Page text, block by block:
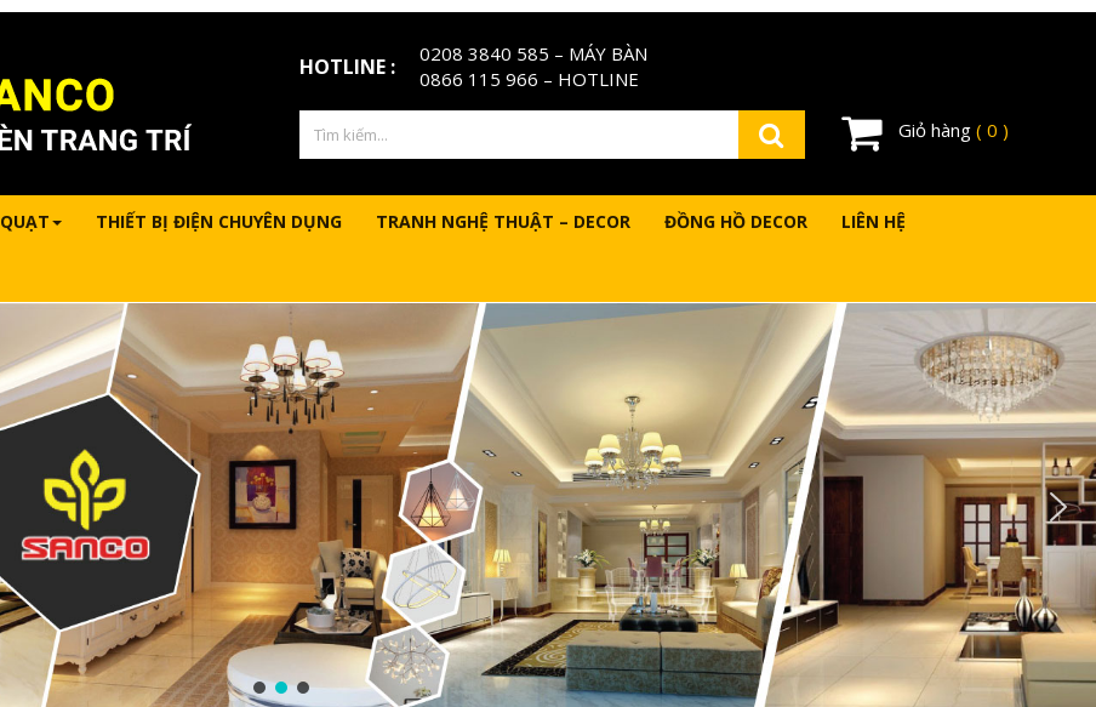
HOTLINE : 0208 3840 585 – MÁY BÀN
0866 115 966 – HOTLINE
Giỏ hàng ( 0 )
QUẠT THIẾT BỊ ĐIỆN CHUYÊN DỤNG TRANH NGHỆ THUẬT – DECOR ĐỒNG HỒ DECOR LIÊN HỆ